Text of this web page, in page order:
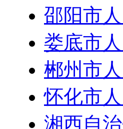
邵阳市
娄底市
郴州市
怀化市
湘西自